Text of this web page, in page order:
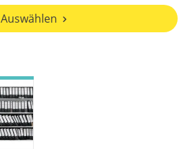
Auswählen